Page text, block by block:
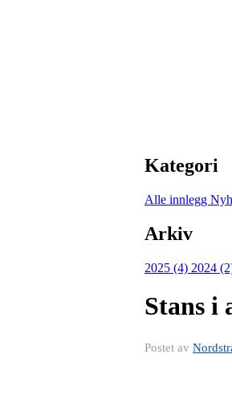
Kategori
Alle innlegg
Arkiv
2025 (4) 2024
Stans i
Postet av